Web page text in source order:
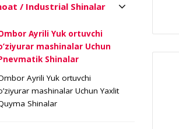
/ Industrial Shinalar
Ayrili Yuk ortuvchi
mashinalar Uchun
Shinalar
Ayrili Yuk ortuvchi
mashinalar Uchun Yaxlit
Shinalar